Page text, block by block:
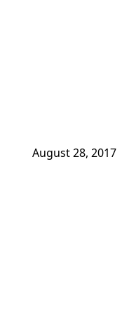
August 28, 2017